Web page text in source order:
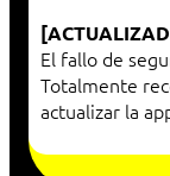
El fallo de
Totalmente
actualizar la